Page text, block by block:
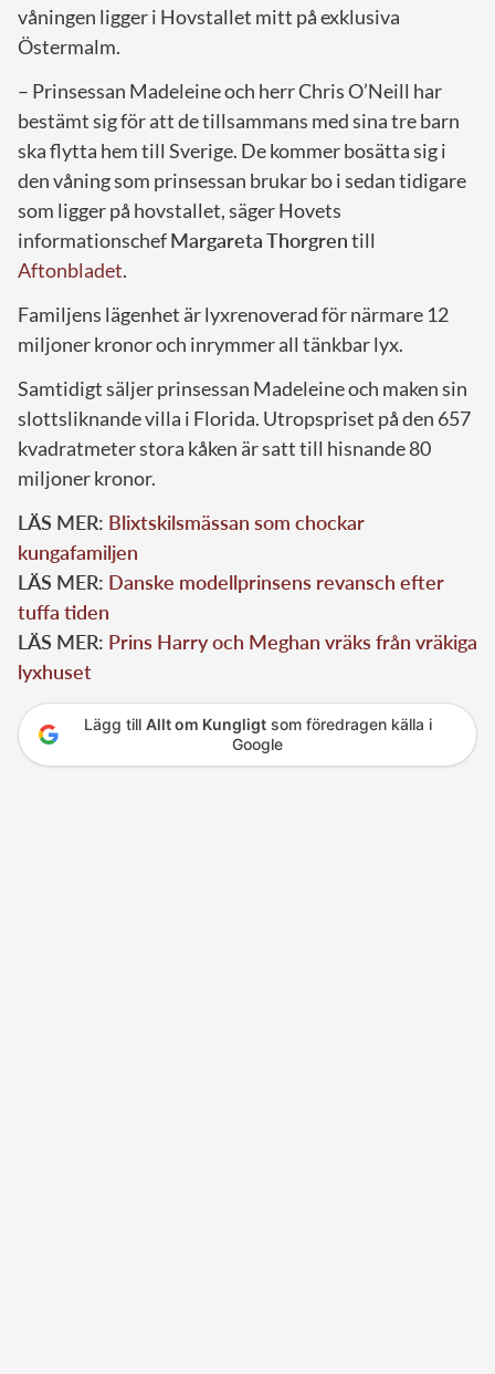
våningen ligger i Hovstallet mitt på exklusiva
Östermalm.
– Prinsessan Madeleine och herr Chris O’Neill har
bestämt sig för att de tillsammans med sina tre barn
ska flytta hem till Sverige. De kommer bosätta sig i
den våning som prinsessan brukar bo i sedan tidigare
som ligger på hovstallet, säger Hovets
informationschefMargareta Thorgrentill
Aftonbladet.
Familjens lägenhet är lyxrenoverad för närmare 12
miljoner kronor och inrymmer all tänkbar lyx.
Samtidigt säljer prinsessan Madeleine och maken sin
slottsliknande villa i Florida. Utropspriset på den 657
kvadratmeter stora kåken är satt till hisnande 80
miljoner kronor.
LÄS MER: Blixtskilsmässan som chockar
kungafamiljen
LÄS MER: Danske modellprinsens revansch efter
tuffa tiden
LÄS MER: Prins Harry och Meghan vräks från vräkiga
lyxhuset
Lägg till Allt om Kungligtsom föredragen källa i
Google